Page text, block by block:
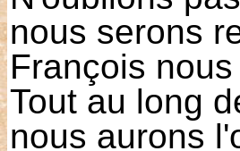
nous serons
François
Tout au long
nous aurons